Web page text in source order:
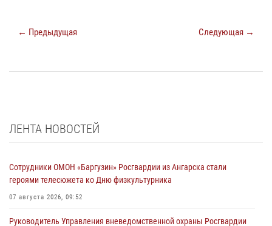
← Предыдущая Следующая →
ЛЕНТА НОВОСТЕЙ
Сотрудники ОМОН «Баргузин» Росгвардии из Ангарска стали
героями телесюжета ко Дню физкультурника
07 августа 2026, 09:52
Руководитель Управления вневедомственной охраны Росгвардии